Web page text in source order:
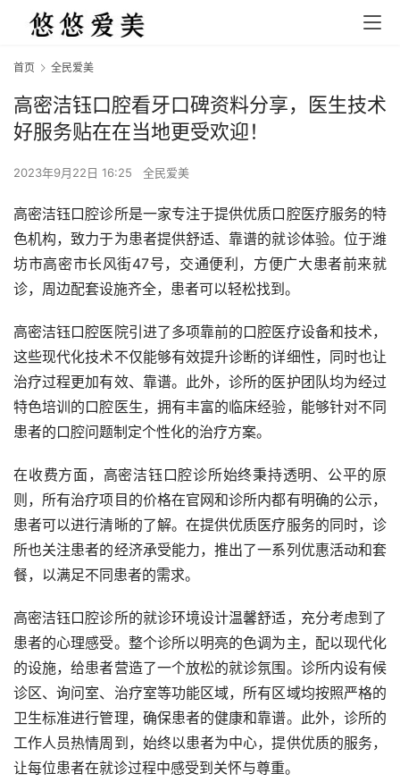
首页 全民爱美
高密洁钰口腔看牙口碑资料分享，医生技术
好服务贴在在当地更受欢迎！
2023年9月22日 16:25 全民爱美
高密洁钰口腔诊所是一家专注于提供优质口腔医疗服务的特
色机构，致力于为患者提供舒适、靠谱的就诊体验。位于潍
坊市高密市长风街47号，交通便利，方便广大患者前来就
诊，周边配套设施齐全，患者可以轻松找到。
高密洁钰口腔医院引进了多项靠前的口腔医疗设备和技术，
这些现代化技术不仅能够有效提升诊断的详细性，同时也让
治疗过程更加有效、靠谱。此外，诊所的医护团队均为经过
特色培训的口腔医生，拥有丰富的临床经验，能够针对不同
患者的口腔问题制定个性化的治疗方案。
在收费方面，高密洁钰口腔诊所始终秉持透明、公平的原
则，所有治疗项目的价格在官网和诊所内都有明确的公示，
患者可以进行清晰的了解。在提供优质医疗服务的同时，诊
所也关注患者的经济承受能力，推出了一系列优惠活动和套
餐，以满足不同患者的需求。
高密洁钰口腔诊所的就诊环境设计温馨舒适，充分考虑到了
患者的心理感受。整个诊所以明亮的色调为主，配以现代化
的设施，给患者营造了一个放松的就诊氛围。诊所内设有候
诊区、询问室、治疗室等功能区域，所有区域均按照严格的
卫生标准进行管理，确保患者的健康和靠谱。此外，诊所的
工作人员热情周到，始终以患者为中心，提供优质的服务，
让每位患者在就诊过程中感受到关怀与尊重。